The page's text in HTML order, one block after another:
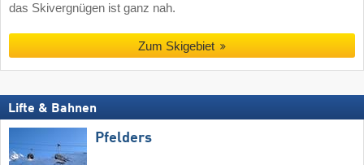
das Skivergnügen ist ganz nah.
Zum Skigebiet
Lifte & Bahnen
Pfelders